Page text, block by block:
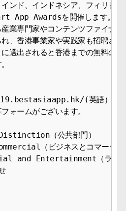
ンド、インドネシア、フィリピ
App Awardsを開催します。
業専門家やコンテンツファイナ
、香港事業家や実践家も招聘さ
選出されると香港までの無料の
(英語）
ォームがございます。
（公共部門）
（ビジネスとコマーシャ
Entertainment（ライフス